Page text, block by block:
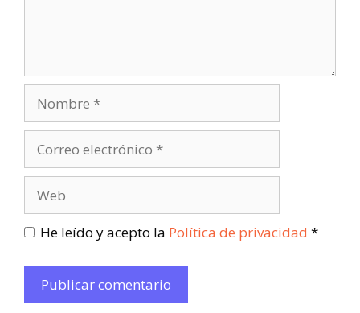
He leído y acepto la Política de privacidad *